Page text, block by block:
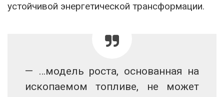
устойчивой энергетической трансформации.
— …модель роста, основанная на
ископаемом топливе, не может